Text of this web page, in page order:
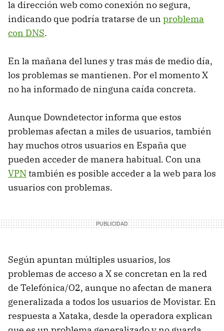
la dirección web como conexión no segura,
indicando que podría tratarse de un problema
con DNS.
En la mañana del lunes y tras más de medio día,
los problemas se mantienen. Por el momento X
no ha informado de ninguna caída concreta.
Aunque Downdetector informa que estos
problemas afectan a miles de usuarios, también
hay muchos otros usuarios en España que
pueden acceder de manera habitual. Con una
VPNtambién es posible acceder a la web para los
usuarios con problemas.
Según apuntan múltiples usuarios, los
problemas de acceso a X se concretan en la red
de Telefónica/O2, aunque no afectan de manera
generalizada a todos los usuarios de Movistar. En
respuesta a Xataka, desde la operadora explican